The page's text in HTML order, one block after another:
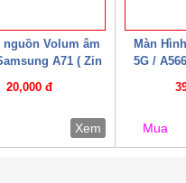
nguồn Volum âm
A71 ( Zin
20,000 đ
Xem
Màn
5G /
Mua